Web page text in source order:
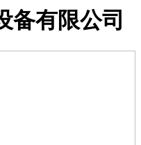
备有限公司